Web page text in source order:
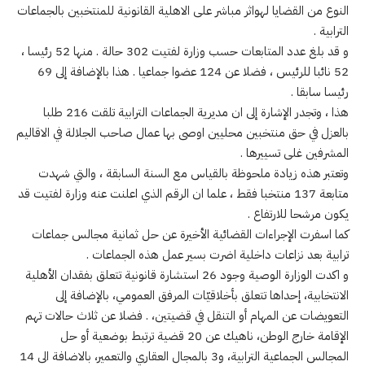
النوع من القضايا لهواثر مباشر على الاهلية القانونية للمنتخبين بالجماعات
الترابية .
و قد بلغ عدد المتابعات حسب وزارة لفتيت 302 حالة . منها 52 رئيسا ،
52 نائبا للرئيس ، فضلا عن 124 عضوا جماعيا . هذا بالإضافة إلى 69
رئيسا سابقا .
هذا ، وتجدر الإشارة إلى ان مديرية الجماعات الترابية تلقت 216 طلبا
بالعزل في حق منتخبين محليين اوصى بها عمال صاحب الجلالة في الاقاليم
المشرفين غلى تسييرها .
وتعتبر هذه زيادة ملحوظة بالقياس مع السنة السابقة ، والتي شهدت
متابعة 137 منتخبا فقط ، علما ان الرقم الذي اعلنت عنه وزارة لفتيت قد
يكون مرشحا للارتفاع .
كما اسفرت الإجراءات القضائية الأخيرة عن حل ثمانية مجالس جماعات
ترابية بعد نزاعات داخلية اضرت بسير عمل هذه الجماعات .
و اكدت الوزارة الوصية وجود 26 استشارة قانونية تتعلق بفقدان الأهلية
الانتخابية، إحداها تتعلق بأخلاقيّات المرفق العمومي، بالإضافة إلى
التعويضات عن المهام أو التنقل في قضيتين، . فضلا عن ثلاث حالات تهم
الإقامة خارج الوطن، ناهيك عن 20 قضية ترتبط بوضعية أو حل
المجالس الجماعية الترابية، و3 بالمجال العقاري والتعمير، بالاضافة الى 14